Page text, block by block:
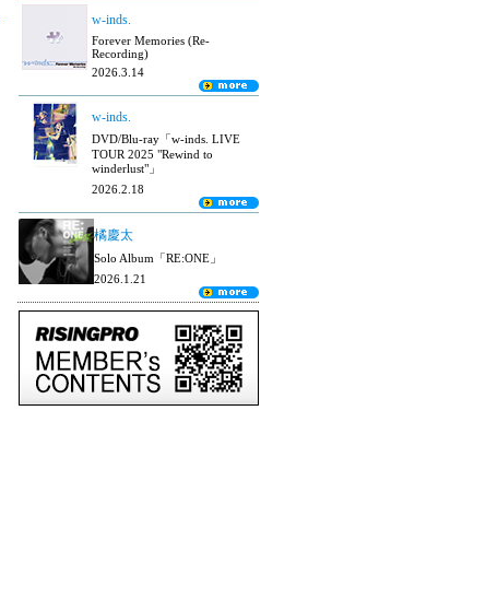
w-inds.
Forever Memories (Re-
Recording)
2026.3.14
w-inds.
DVD/Blu-ray「w-inds. LIVE
TOUR 2025 "Rewind to
winderlust"」
2026.2.18
橘慶太
Solo Album「RE:ONE」
2026.1.21